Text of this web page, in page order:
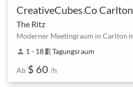
CreativeCubes.Co Carlton
The Ritz
person 1 - 18meeting_room Tagungsraum
Ab $ 60 /h